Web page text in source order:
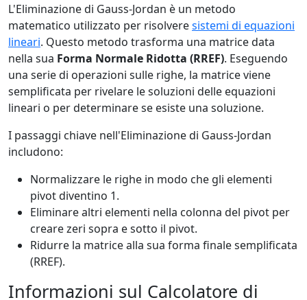
L'Eliminazione di Gauss-Jordan è un metodo
matematico utilizzato per risolveresistemi di equazioni
lineari. Questo metodo trasforma una matrice data
nella sua Forma Normale Ridotta (RREF). Eseguendo
una serie di operazioni sulle righe, la matrice viene
semplificata per rivelare le soluzioni delle equazioni
lineari o per determinare se esiste una soluzione.
I passaggi chiave nell'Eliminazione di Gauss-Jordan
includono:
Normalizzare le righe in modo che gli elementi
pivot diventino 1.
Eliminare altri elementi nella colonna del pivot per
creare zeri sopra e sotto il pivot.
Ridurre la matrice alla sua forma finale semplificata
(RREF).
Informazioni sul Calcolatore di